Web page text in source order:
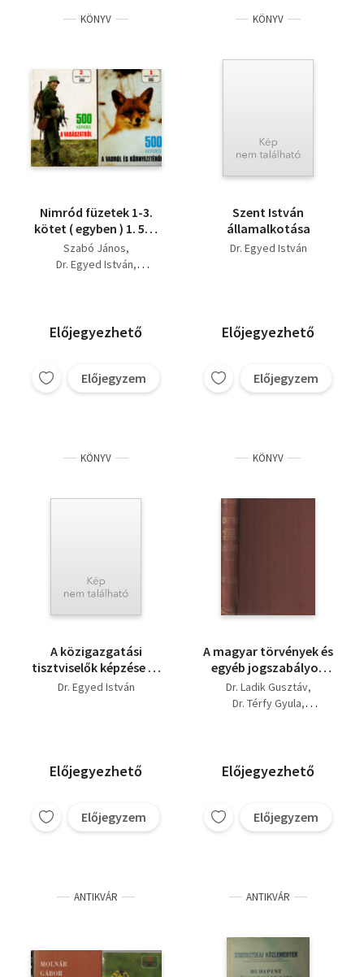
KÖNYV
Nimród füzetek 1-3.
kötet ( egyben ) 1. 500
kérdés a vadróll és
környezetéről, 2. 500
Szabó János
Dr. Egyed István
Előjegyezhető
Előjegyzem
KÖNYV
Szent István
államalkotása
Dr. Egyed István
Előjegyezhető
Előjegyzem
KÖNYV
A közigazgatási
tisztviselők képzése és
képesítése
Dr. Egyed István
Előjegyezhető
Előjegyzem
KÖNYV
A magyar törvények és
egyéb jogszabályok
mutatója 1928.
Dr. Ladik Gusztáv
Dr. Térfy Gyula
Előjegyezhető
Előjegyzem
ANTIKVÁR ANTIKVÁR